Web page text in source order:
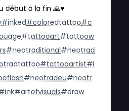
début à la fin 🙏♥️
#inked#coloredtattoo#c
#tattooart#tattoow
#neotraditional#neotrad
#tattooartist#i
#neotradeu#neotr
#artofvisuals#draw